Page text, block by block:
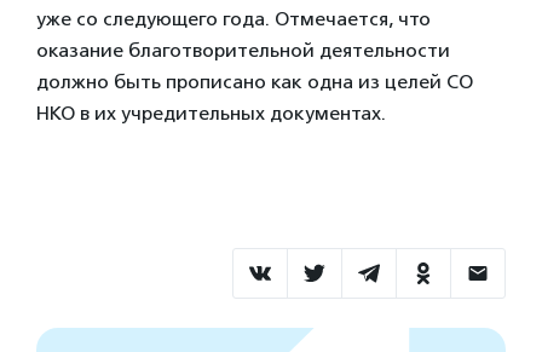
уже со следующего года. Отмечается, что
оказание благотворительной деятельности
должно быть прописано как одна из целей СО
НКО в их учредительных документах.